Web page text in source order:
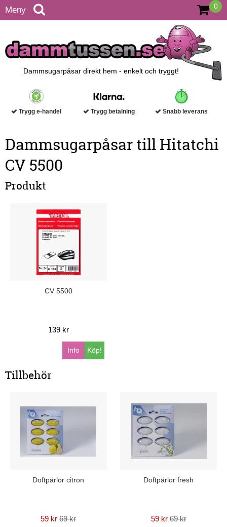
Meny 0
Dammsugarpåsar direkt hem - enkelt och tryggt!
Trygg e-handel Trygg betalning Snabb leverans
Dammsugarpåsar till Hitatchi
CV 5500
Produkt
CV 5500
139 kr
Köp!
Info
Tillbehör
Doftpärlor citron
59 kr 69 kr
Doftpärlor fresh
59 kr 69 kr